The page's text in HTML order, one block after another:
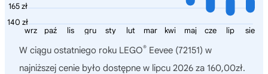
165 zł
140 zł
sie
lip
cze
maj
kwi
mar
lut
sty
gru
lis
paź
wrz
W ciągu ostatniego roku LEGO® Eevee (72151) w
najniższej cenie było dostępne w lipcu 2026 za 160,00zł.